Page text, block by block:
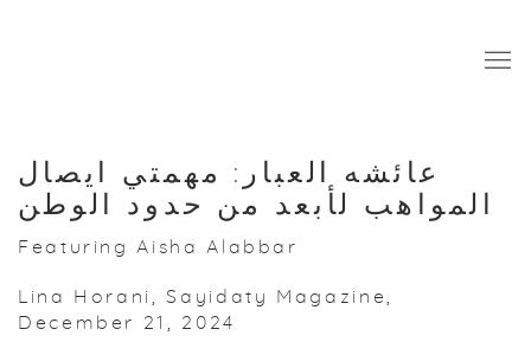
عائشه العبار: مهمتي ايصال
المواهب لأبعد من حدود الوطن
Featuring Aisha Alabbar
Lina Horani, Sayidaty Magazine,
December 21, 2024